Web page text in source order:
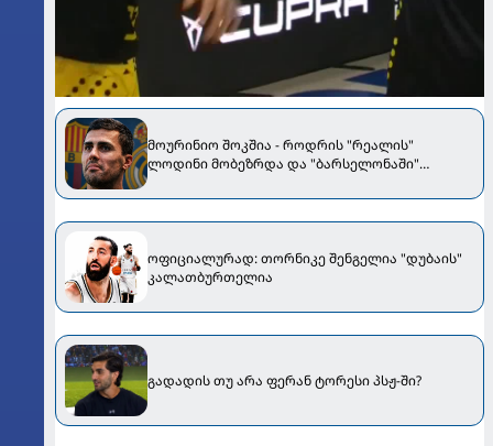
მოურინიო შოკშია - როდრის "რეალის"
ლოდინი მობეზრდა და "ბარსელონაში"
ოფიციალურად: თორნიკე შენგელია "დუბაის"
კალათბურთელია
გადადის თუ არა ფერან ტორესი პსჟ-ში?